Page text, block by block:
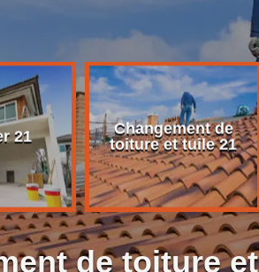
21
Changement de
toiture et tuile 21
de toiture et